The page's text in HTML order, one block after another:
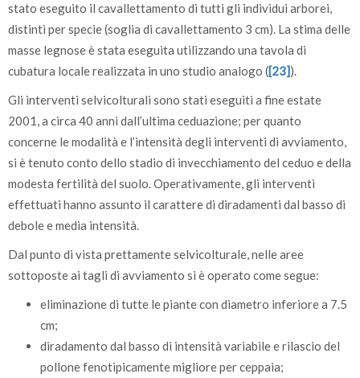
stato eseguito il cavallettamento di tutti gli individui arborei,
distinti per specie (soglia di cavallettamento 3 cm). La stima delle
masse legnose è stata eseguita utilizzando una tavola di
cubatura locale realizzata in uno studio analogo ([23]).
Gli interventi selvicolturali sono stati eseguiti a fine estate
2001, a circa 40 anni dall’ultima ceduazione; per quanto
concerne le modalità e l’intensità degli interventi di avviamento,
si è tenuto conto dello stadio di invecchiamento del ceduo e della
modesta fertilità del suolo. Operativamente, gli interventi
effettuati hanno assunto il carattere di diradamenti dal basso di
debole e media intensità.
Dal punto di vista prettamente selvicolturale, nelle aree
sottoposte ai tagli di avviamento si è operato come segue:
eliminazione di tutte le piante con diametro inferiore a 7.5
cm;
diradamento dal basso di intensità variabile e rilascio del
pollone fenotipicamente migliore per ceppaia;